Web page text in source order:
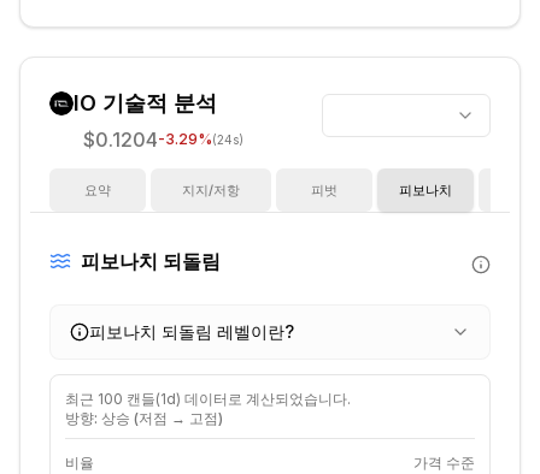
IO 기술적 분석
$0.1204-3.29%(24s)
요약 지지/저항 피벗 피보나치
피보나치 되돌림
피보나치 되돌림 레벨이란?
최근 100 캔들(1d) 데이터로 계산되었습니다.
방향: 상승 (저점 → 고점)
비율 가격 수준